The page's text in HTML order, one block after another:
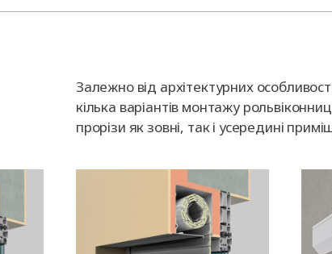
Залежно від архітектурних
кілька варіантів монтажу
прорізи як зовні, так і усередині